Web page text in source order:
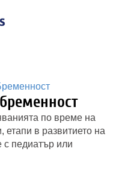
по време на
етапи в развитието на
с педиатър или